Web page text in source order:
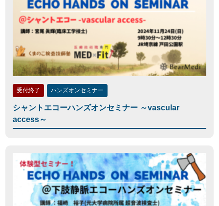
受付終了 ハンズオンセミナー
シャントエコーハンズオンセミナー ～vascular
access～